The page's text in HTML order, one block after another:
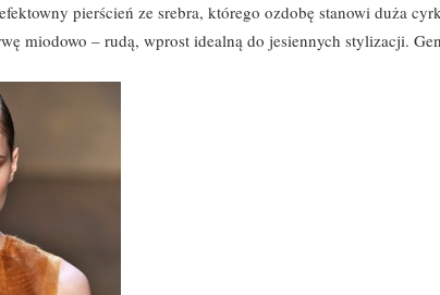
pierścień ze srebra, którego ozdobę stanowi duża
miodowo – rudą, wprost idealną do jesiennych stylizacji.